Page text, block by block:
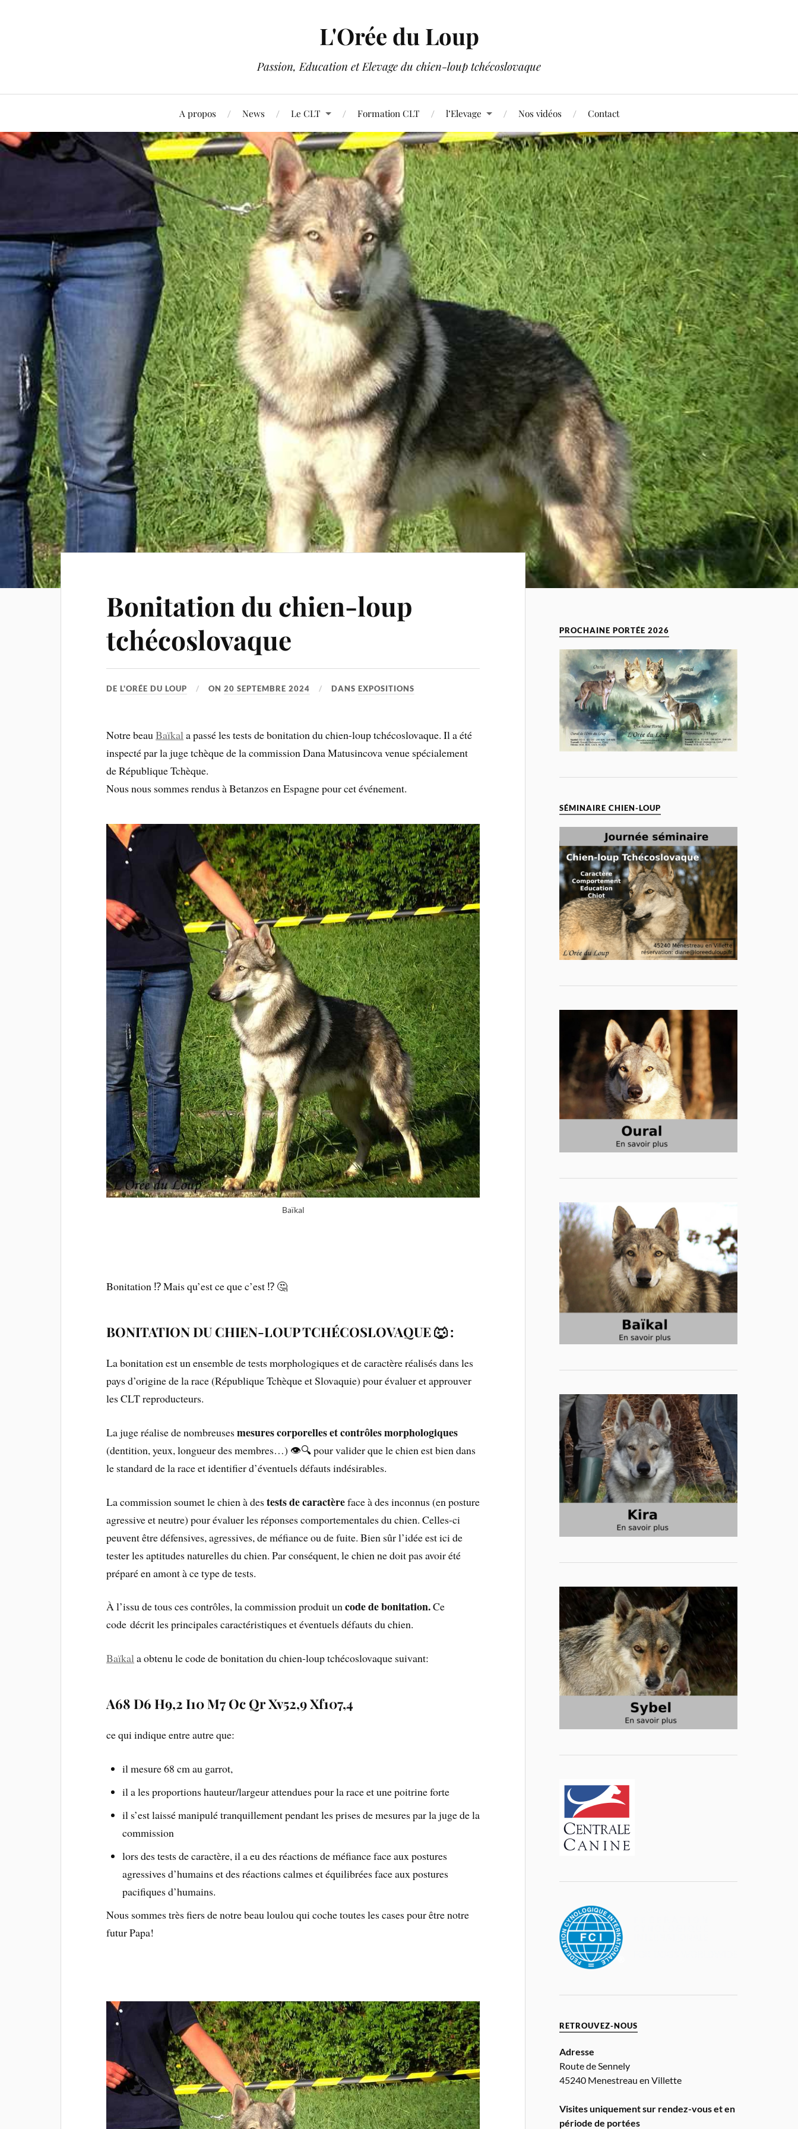
L'Orée du Loup
Passion, Education et Elevage du chien-loup tchécoslovaque
A propos News Le CLT Formation CLT l’Elevage Nos vidéos Contact
Bonitation du chien-loup
tchécoslovaque
DEL'ORÉE DU LOUP ON20 SEPTEMBRE 2024 DANSEXPOSITIONS
Notre beauBaïkala passé les tests de bonitation du chien-loup tchécoslovaque. Il a été
inspecté par la juge tchèque de la commission Dana Matusincova venue spécialement
de République Tchèque.
Nous nous sommes rendus à Betanzos en Espagne pour cet événement.
Baïkal
Bonitation ⁉ Mais qu’est ce que c’est ⁉ 🤔
BONITATION DU CHIEN-LOUP TCHÉCOSLOVAQUE🐺 :
La bonitation est un ensemble de tests morphologiques et de caractère réalisés dans les
pays d’origine de la race (République Tchèque et Slovaquie) pour évaluer et approuver
les CLT reproducteurs.
La juge réalise de nombreusesmesures corporelles et contrôles morphologiques
(dentition, yeux, longueur des membres…) 👁️🔍 pour valider que le chien est bien dans
le standard de la race et identifier d’éventuels défauts indésirables.
La commission soumet le chien à destests de caractèreface à des inconnus (en posture
agressive et neutre) pour évaluer les réponses comportementales du chien. Celles-ci
peuvent être défensives, agressives, de méfiance ou de fuite. Bien sûr l’idée est ici de
tester les aptitudes naturelles du chien. Par conséquent, le chien ne doit pas avoir été
préparé en amont à ce type de tests.
À l’issu de tous ces contrôles, la commission produit uncode de bonitation.Ce
code décrit les principales caractéristiques et éventuels défauts du chien.
Baïkala obtenu le code de bonitation du chien-loup tchécoslovaque suivant:
A68 D6 H9,2 I10 M7 Oc Qr Xv52,9 Xf107,4
ce qui indique entre autre que:
il mesure 68 cm au garrot,
il a les proportions hauteur/largeur attendues pour la race et une poitrine forte
il s’est laissé manipulé tranquillement pendant les prises de mesures par la juge de la
commission
lors des tests de caractère, il a eu des réactions de méfiance face aux postures
agressives d’humains et des réactions calmes et équilibrées face aux postures
pacifiques d’humains.
Nous sommes très fiers de notre beau loulou qui coche toutes les cases pour être notre
futur Papa!
PROCHAINE PORTÉE 2026
SÉMINAIRE CHIEN-LOUP
RETROUVEZ-NOUS
Adresse
Route de Sennely
45240 Menestreau en Villette
Visites uniquement sur rendez-vous et en
période de portées